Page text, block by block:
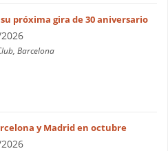
próxima gira de 30 aniversario
Barcelona
y Madrid en octubre